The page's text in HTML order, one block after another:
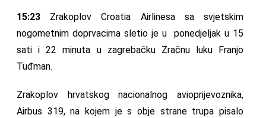
15:23 Zrakoplov Croatia Airlinesa sa svjetskim
nogometnim doprvacima sletio je u ponedjeljak u 15
sati i 22 minuta u zagrebačku Zračnu luku Franjo
Tuđman.
Zrakoplov hrvatskog nacionalnog avioprijevoznika,
Airbus 319, na kojem je s obje strane trupa pisalo